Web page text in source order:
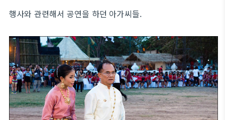
행사와 관련해서 공연을 하던 아가씨들.